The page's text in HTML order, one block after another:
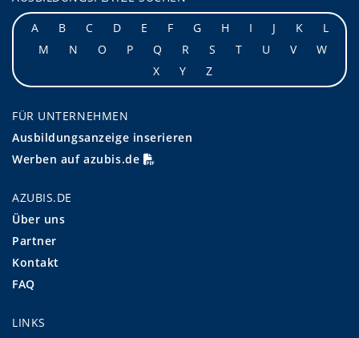
A
B C D E F G H I J K
L
M
N O P Q R S T U V
W
X
Y Z
FÜR UNTERNEHMEN
Ausbildungsanzeige inserieren
Werben auf azubis.de
AZUBIS.DE
Über uns
Partner
Kontakt
FAQ
LINKS